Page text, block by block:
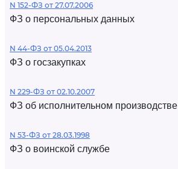
N 152-ФЗ от 27.07.2006
ФЗ о персональных данных
N 44-ФЗ от 05.04.2013
ФЗ о госзакупках
N 229-ФЗ от 02.10.2007
ФЗ об исполнительном производстве
N 53-ФЗ от 28.03.1998
ФЗ о воинской службе